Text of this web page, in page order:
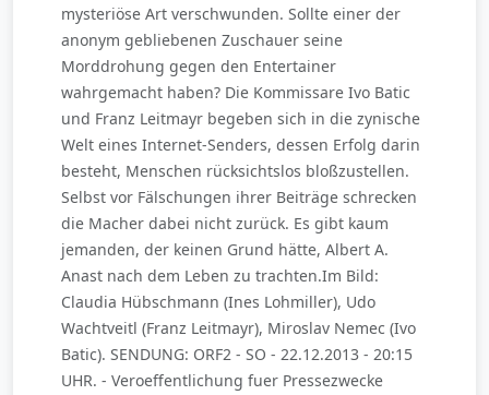
mysteriöse Art verschwunden. Sollte einer der
anonym gebliebenen Zuschauer seine
Morddrohung gegen den Entertainer
wahrgemacht haben? Die Kommissare Ivo Batic
und Franz Leitmayr begeben sich in die zynische
Welt eines Internet-Senders, dessen Erfolg darin
besteht, Menschen rücksichtslos bloßzustellen.
Selbst vor Fälschungen ihrer Beiträge schrecken
die Macher dabei nicht zurück. Es gibt kaum
jemanden, der keinen Grund hätte, Albert A.
Anast nach dem Leben zu trachten.Im Bild:
Claudia Hübschmann (Ines Lohmiller), Udo
Wachtveitl (Franz Leitmayr), Miroslav Nemec (Ivo
Batic). SENDUNG: ORF2 - SO - 22.12.2013 - 20:15
UHR. - Veroeffentlichung fuer Pressezwecke